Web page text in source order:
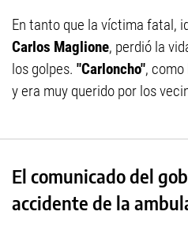
En tanto que la víctima fatal,
Carlos Maglione, perdió la
los golpes. "Carloncho",
y era muy querido por los
El comunicado del
accidente de la